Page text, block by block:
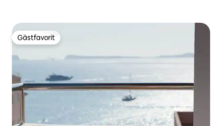
Gästfavorit
Gästfavorit